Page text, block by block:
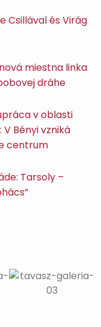
Csillával és Virág
miestna linka
dráhe
v oblasti
Bényi vzniká
centrum
Tarsoly –